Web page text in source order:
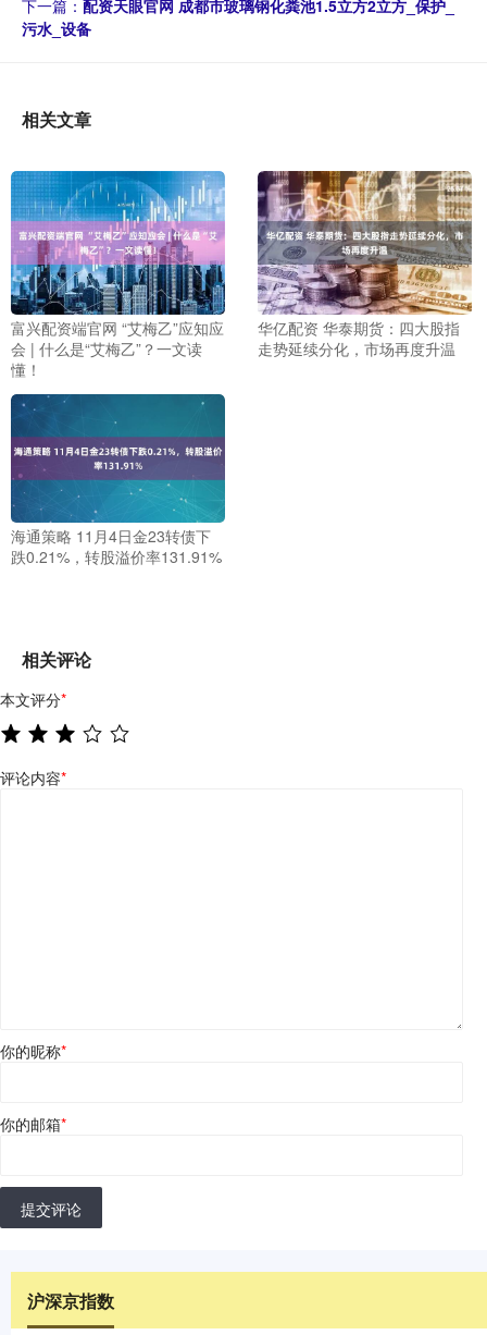
下一篇： 配资天眼官网 成都市玻璃钢化粪池1.5立方2立方_保护_
污水_设备
相关文章
富兴配资端官网 “艾梅乙”应知应
会 | 什么是“艾梅乙”？一文读
懂！
华亿配资 华泰期货：四大股指
走势延续分化，市场再度升温
海通策略 11月4日金23转债下
跌0.21%，转股溢价率131.91%
相关评论
本文评分*
评论内容*
你的昵称*
你的邮箱*
提交评论
沪深京指数